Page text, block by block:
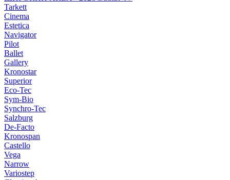
Tarkett
Cinema
Estetica
Navigator
Pilot
Ballet
Gallery
Kronostar
Superior
Eco-Tec
Sym-Bio
Synchro-Tec
Salzburg
De-Facto
Kronospan
Castello
Vega
Narrow
Variostep